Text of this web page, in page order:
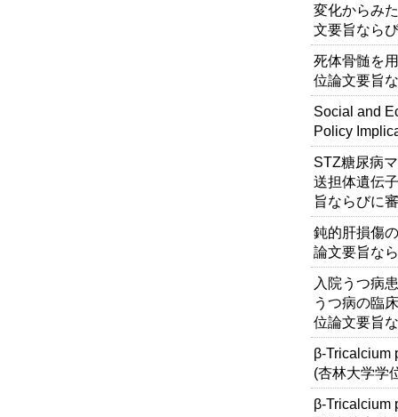
変化からみ
文要旨なら
死体骨髄を
位論文要旨
Social and
Policy
STZ糖尿病
送担体遺伝
旨ならびに
鈍的肝損傷
論文要旨な
入院うつ病
うつ病の臨
位論文要旨
β-Tricalcium
(杏林大学学
β-Tricalcium